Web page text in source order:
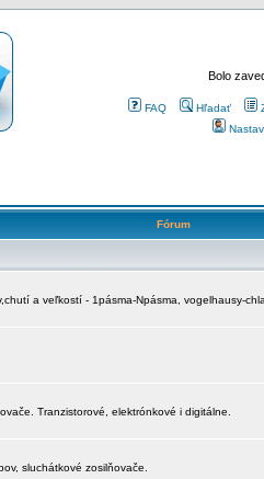
Bolo
FAQ Hľadať
Fórum
a veľkostí - 1pásma-Npásma, vogelhausy-
Tranzistorové, elektrónkové i digitálne.
sluchátkové zosilňovače.